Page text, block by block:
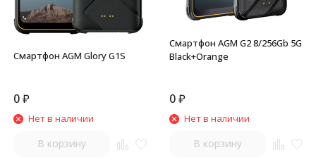
Смартфон AGM Glory G1S
0₽
Нет в наличии
В корзину
Смартфон AGM G2 8/256Gb 5G
Black+Orange
0₽
Нет в наличии
В корзину